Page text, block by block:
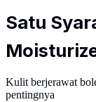
Satu
Kulit berjerawat
pentingnya